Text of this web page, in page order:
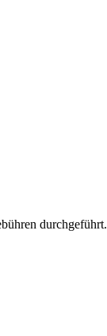
durchgeführt.